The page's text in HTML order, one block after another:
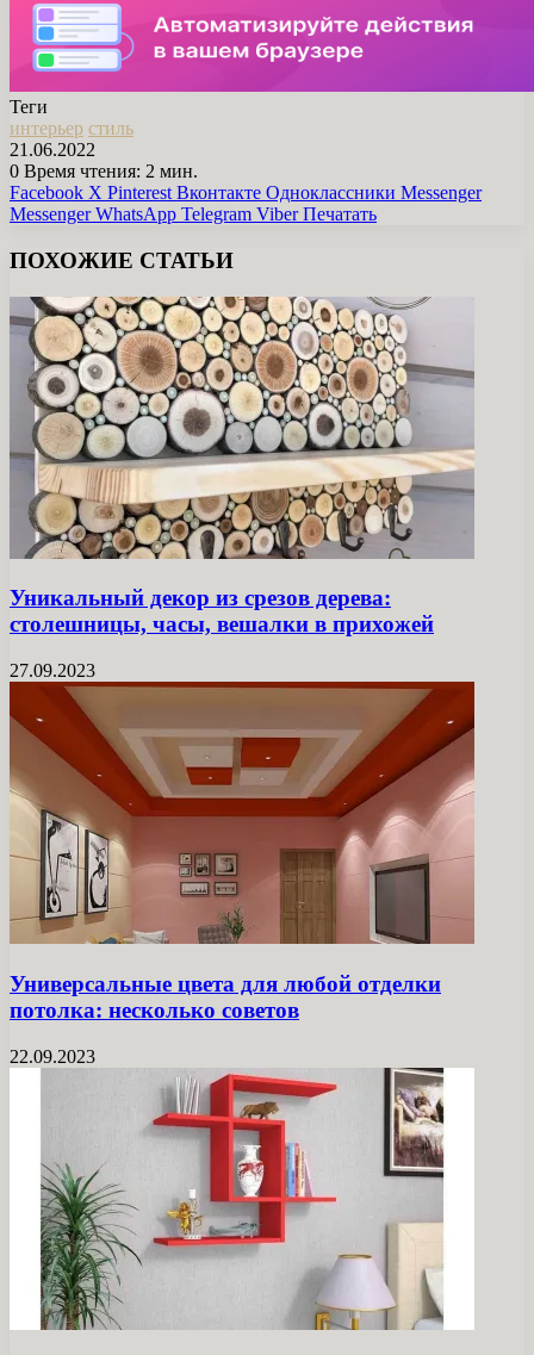
Теги
интерьер стиль
21.06.2022
0 Время чтения: 2 мин.
Facebook X Pinterest Вконтакте Одноклассники Messenger
Messenger WhatsApp Telegram Viber Печатать
ПОХОЖИЕ СТАТЬИ
Уникальный декор из срезов дерева:
столешницы, часы, вешалки в прихожей
27.09.2023
Универсальные цвета для любой отделки
потолка: несколько советов
22.09.2023